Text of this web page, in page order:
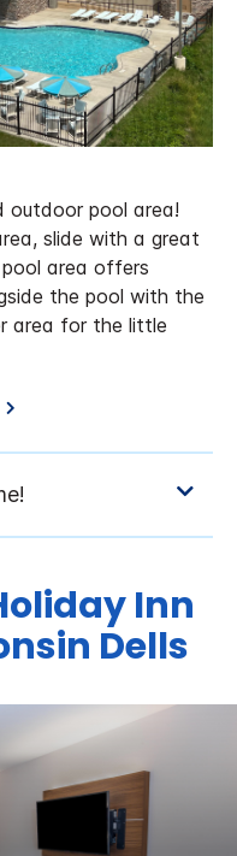
outdoor pool area!
slide with a great
area offers
the pool with the
area for the little
Inn
Dells